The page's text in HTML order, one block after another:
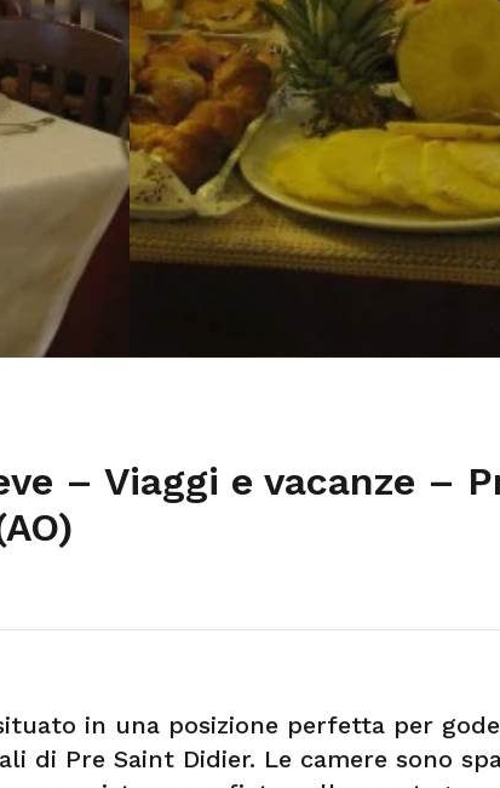
– Viaggi e vacanze –
in una posizione perfetta per
di Pre Saint Didier. Le camere sono